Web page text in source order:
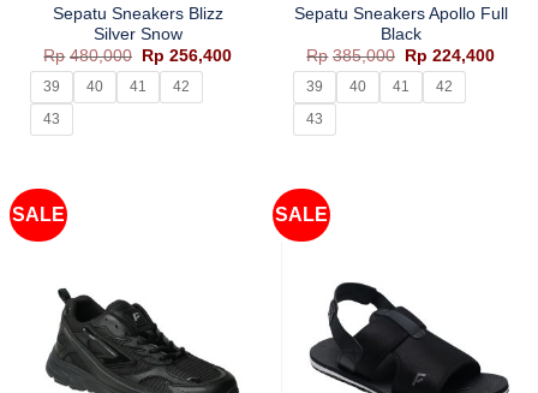
Sepatu Sneakers Blizz
Silver Snow
Rp 480,000
Harga
aslinya
adalah:
Rp480,000.
Rp 256,400Harga
Rp256,400.
39 40 41
42
43
Sepatu Sneakers Apollo Full
Black
Rp 385,000
Harga
aslinya
adalah:
Rp385,000.
Rp 224,400
39 40 41
42
43
SALE SALE